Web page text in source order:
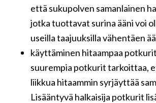
että sukupolven samanlainen
jotka tuottavat surina ääni voi
useilla taajuuksilla vähentäen
käyttäminen hitaampaa
suurempia potkurit tarkoittaa,
liikkua hitaammin syrjäyttää
Lisääntyvä halkaisija potkurit